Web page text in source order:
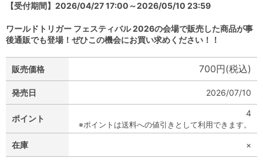
【受付期間】2026/04/27 17:00～2026/05/10 23:59
ワールドトリガー フェスティバル 2026の会場で販売した商品が事
後通販でも登場！ぜひこの機会にお買い求めください！！
販売価格 700円(税込)
発売日 2026/07/10
ポイント
4
※ポイントは送料への値引きとして利用できます。
在庫 ×